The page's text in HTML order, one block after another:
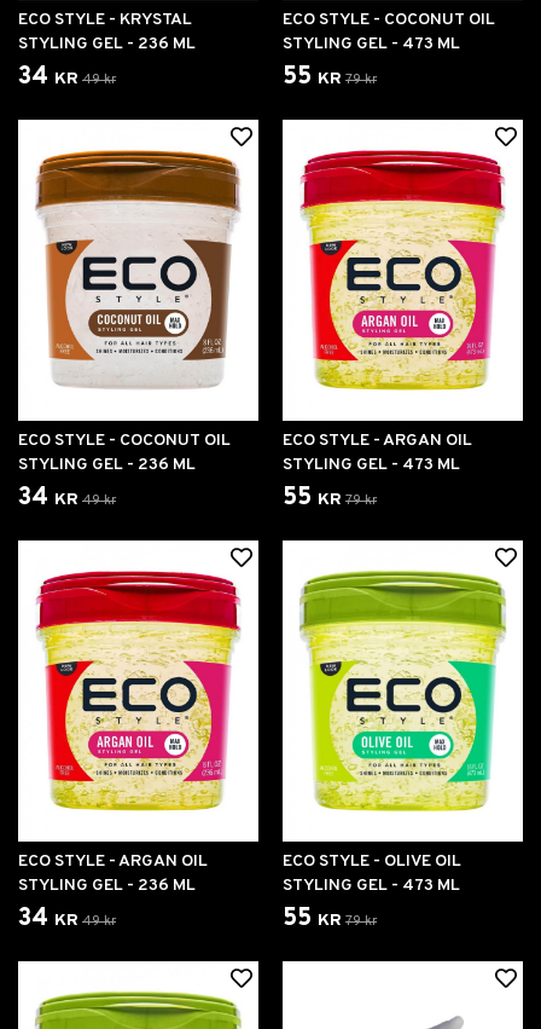
ECO STYLE - KRYSTAL
STYLING GEL - 236 ML
34 kr 49 kr
ECO STYLE - COCONUT OIL
STYLING GEL - 473 ML
55 kr 79 kr
ECO STYLE - COCONUT OIL
STYLING GEL - 236 ML
34 kr 49 kr
ECO STYLE - ARGAN OIL
STYLING GEL - 473 ML
55 kr 79 kr
ECO STYLE - ARGAN OIL
STYLING GEL - 236 ML
34 kr 49 kr
ECO STYLE - OLIVE OIL
STYLING GEL - 473 ML
55 kr 79 kr